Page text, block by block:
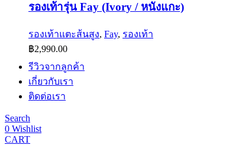
รองเท้ารุ่น Fay (Ivory / หนังแกะ)
รองเท้าแตะส้นสูง, Fay, รองเท้า
฿2,990.00
รีวิวจากลูกค้า
เกี่ยวกับเรา
ติดต่อเรา
Search
0 Wishlist
CART